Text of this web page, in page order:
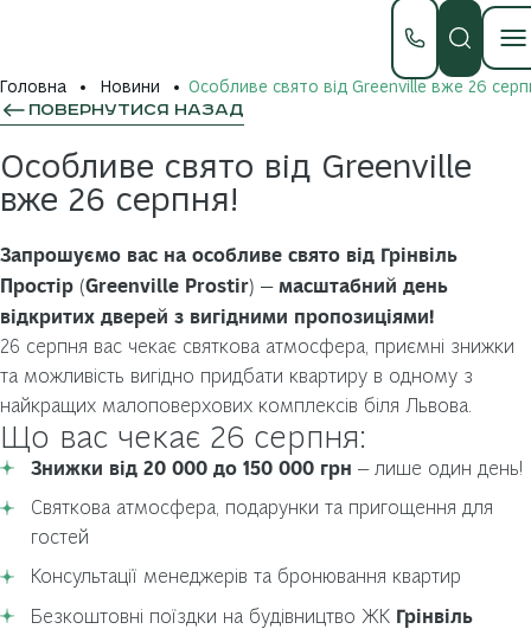
Головна Новини Особливе свято від Greenville вже 26
ПОВЕРНУТИСЯ НАЗАД
Особливе свято від Greenville
вже 26 серпня!
Запрошуємо вас на особливе свято від Грінвіль
Простір (Greenville Prostir) — масштабний день
відкритих дверей з вигідними пропозиціями!
26 серпня вас чекає святкова атмосфера, приємні знижки
та можливість вигідно придбати квартиру в одному з
найкращих малоповерхових комплексів біля Львова.
Що вас чекає 26 серпня:
Знижки від 20 000 до 150 000 грн — лише один день!
Святкова атмосфера, подарунки та пригощення для
гостей
Консультації менеджерів та бронювання квартир
Безкоштовні поїздки на будівництво ЖК Грінвіль